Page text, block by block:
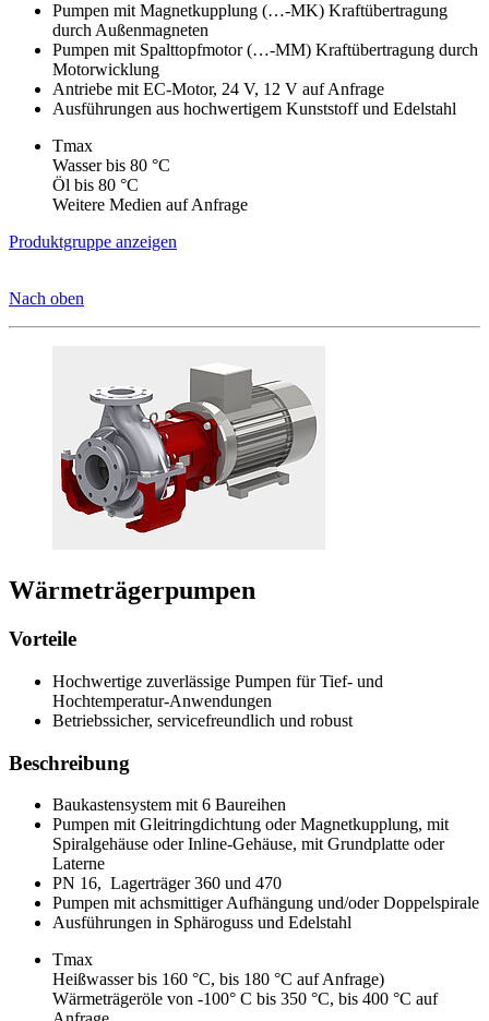
Pumpen mit Magnetkupplung (…-MK) Kraftübertragung
durch Außenmagneten
Pumpen mit Spalttopfmotor (…-MM) Kraftübertragung durch
Motorwicklung
Antriebe mit EC-Motor, 24 V, 12 V auf Anfrage
Ausführungen aus hochwertigem Kunststoff und Edelstahl
Tmax
Wasser bis 80 °C
Öl bis 80 °C
Weitere Medien auf Anfrage
Produktgruppe anzeigen
Nach oben
Wärmeträgerpumpen
Vorteile
Hochwertige zuverlässige Pumpen für Tief- und
Hochtemperatur-Anwendungen
Betriebssicher, servicefreundlich und robust
Beschreibung
Baukastensystem mit 6 Baureihen
Pumpen mit Gleitringdichtung oder Magnetkupplung, mit
Spiralgehäuse oder Inline-Gehäuse, mit Grundplatte oder
Laterne
PN 16, Lagerträger 360 und 470
Pumpen mit achsmittiger Aufhängung und/oder Doppelspirale
Ausführungen in Sphäroguss und Edelstahl
Tmax
Heißwasser bis 160 °C, bis 180 °C auf Anfrage)
Wärmeträgeröle von -100° C bis 350 °C, bis 400 °C auf